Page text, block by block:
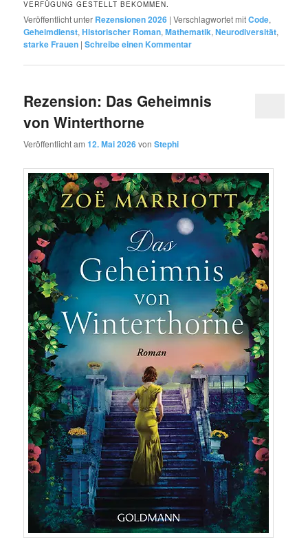
VERFÜGUNG GESTELLT BEKOMMEN.
Veröffentlicht unter Rezensionen 2026 |Verschlagwortet mitCode,
Geheimdienst,Historischer Roman,Mathematik,Neurodiversität,
starke Frauen |Schreibe einen Kommentar
Rezension: Das Geheimnis
von Winterthorne
Veröffentlicht am12. Mai 2026vonStephi